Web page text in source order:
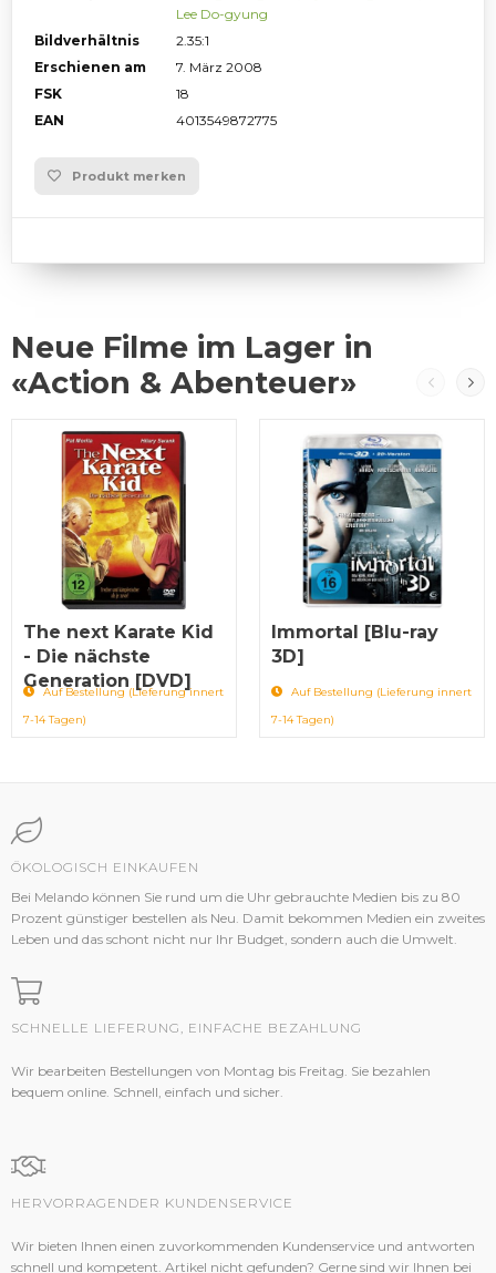
Lee Do-gyung
Bildverhältnis
2.35:1
Erschienen am
7. März 2008
FSK
18
EAN
4013549872775
Produkt merken
Neue Filme im Lager in
«Action & Abenteuer»
The next Karate Kid
- Die nächste
Generation [DVD]
Auf Bestellung (Lieferung innert
7-14 Tagen)
Immortal [Blu-ray
3D]
Auf Bestellung (Lieferung innert
7-14 Tagen)
ÖKOLOGISCH EINKAUFEN
Bei Melando können Sie rund um die Uhr gebrauchte Medien bis zu 80
Prozent günstiger bestellen als Neu. Damit bekommen Medien ein zweites
Leben und das schont nicht nur Ihr Budget, sondern auch die Umwelt.
SCHNELLE LIEFERUNG, EINFACHE BEZAHLUNG
Wir bearbeiten Bestellungen von Montag bis Freitag. Sie bezahlen
bequem online. Schnell, einfach und sicher.
HERVORRAGENDER KUNDENSERVICE
Wir bieten Ihnen einen zuvorkommenden Kundenservice und antworten
schnell und kompetent. Artikel nicht gefunden? Gerne sind wir Ihnen bei